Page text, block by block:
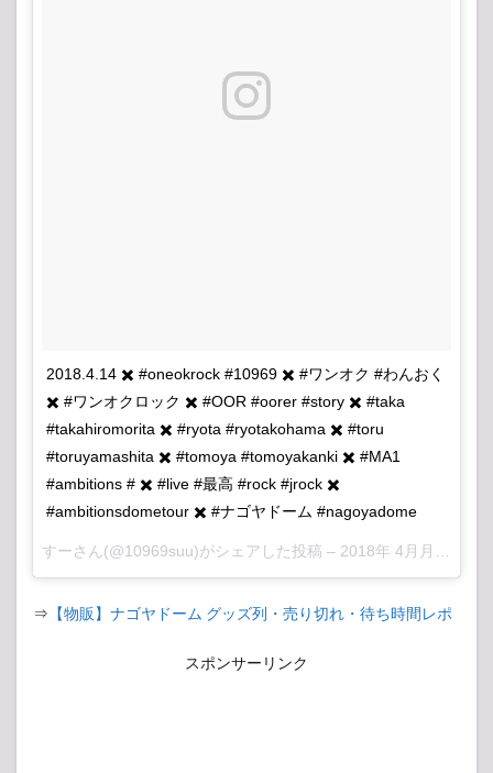
2018.4.14 ✖️ #oneokrock #10969 ✖️ #ワンオク #わんおく
✖️ #ワンオクロック ✖️ #OOR #oorer #story ✖️ #taka
#takahiromorita ✖️ #ryota #ryotakohama ✖️ #toru
#toruyamashita ✖️ #tomoya #tomoyakanki ✖️ #MA1
#ambitions # ✖️ #live #最高 #rock #jrock ✖️
#ambitionsdometour ✖️ #ナゴヤドーム #nagoyadome
すーさん(@10969suu)がシェアした投稿 – 2018年 4月月13日午後9時21分PDT
⇒ 【物販】ナゴヤドーム グッズ列・売り切れ・待ち時間レポ
スポンサーリンク